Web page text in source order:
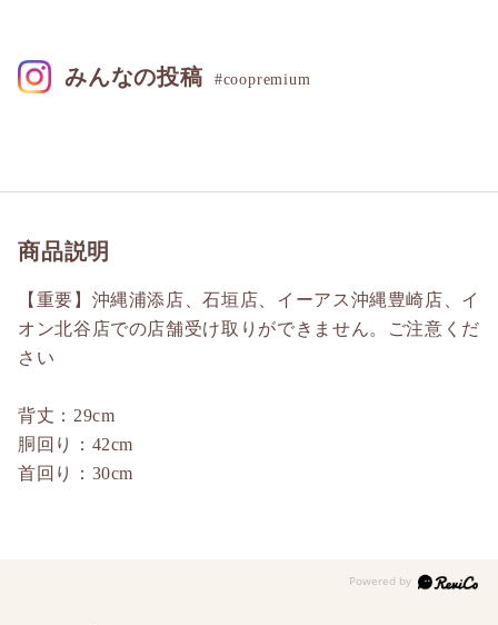
商品説明
【重要】沖縄浦添店、石垣店、イーアス沖縄豊崎店、イ
オン北谷店での店舗受け取りができません。ご注意くだ
さい
背丈：29cm
胴回り：42cm
首回り：30cm
みんなの投稿 #coopremium